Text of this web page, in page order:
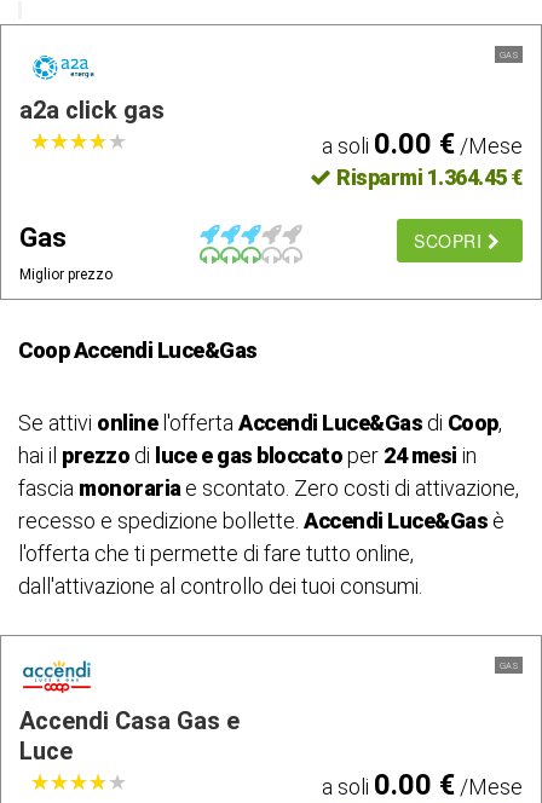
GAS
a2a click gas
★★★★★
★★★★★ a soli 0.00 €/Mese
Risparmi 1.364.45 €
Gas
Miglior prezzo
SCOPRI
Coop Accendi Luce&Gas
Se attivi onlinel'offerta Accendi Luce&Gas di Coop,
hai il prezzo di ​ luce e gas bloccatoper 24 mesi in
fascia monoraria e scontato. Zero costi di attivazione,
recesso e spedizione bollette. Accendi Luce&Gas è
l'offerta che ti permette di fare tutto online,
dall'attivazione al controllo dei tuoi consumi.
GAS
Accendi Casa Gas e
Luce
★★★★★
★★★★★ a soli 0.00 €/Mese